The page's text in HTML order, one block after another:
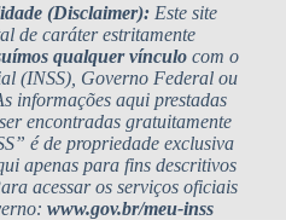
(Disclaimer): Este site
de caráter estritamente
qualquer vínculo com o
(INSS), Governo Federal ou
informações aqui prestadas
encontradas gratuitamente
é de propriedade exclusiva
apenas para fins descritivos
acessar os serviços oficiais
www.gov.br/meu-inss